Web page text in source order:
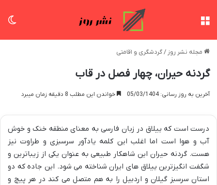
مجله نشر روز /گردشگری و اقامتی
گردنه حیران، چهار فصل در قاب
آخرین به روز رسانی: 05/03/1404 خواندن این مطلب 8 دقیقه زمان میبرد
درست است که ییلاق در زبان فارسی به معنای منطقه خنک و خوش
آب و هوا است اما اغلب این کلمه یادآور سرسبزی و طراوت نیز
هست. گردنه حیران این شاهکار طبیعی به عنوان یکی از زیباترین و
شگفت انگیزترین ییلاق های ایران شناخته می شود. این جاده که دو
استان سرسبز گیلان و اردبیل را به هم متصل می کند در هر پیچ و